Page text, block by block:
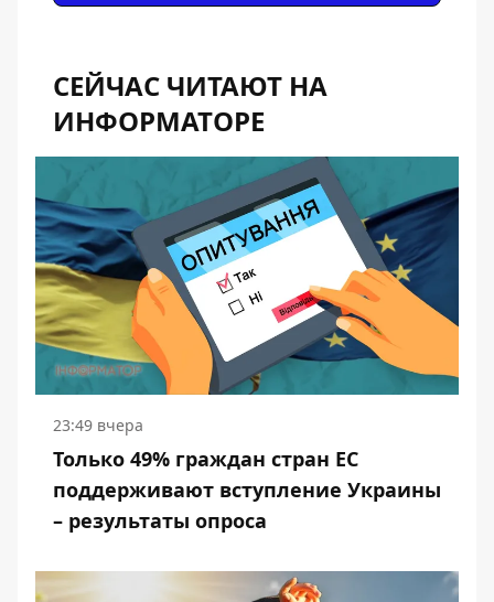
СЕЙЧАС ЧИТАЮТ НА
ИНФОРМАТОРЕ
23:49 вчера
Только 49% граждан стран ЕС
поддерживают вступление Украины
– результаты опроса